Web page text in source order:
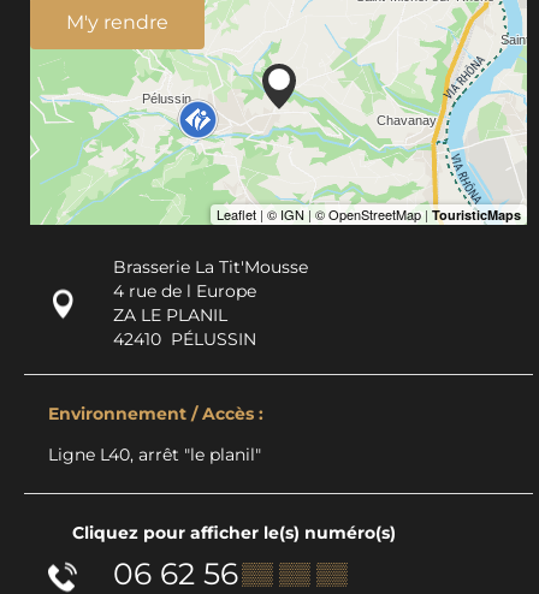
M'y rendre
Brasserie La Tit'Mousse
4 rue de l Europe
ZA LE PLANIL
42410 PÉLUSSIN
Environnement / Accès :
Ligne L40, arrêt "le planil"
Cliquez pour afficher le(s) numéro(s)
06 62 56▒▒ ▒▒ ▒▒